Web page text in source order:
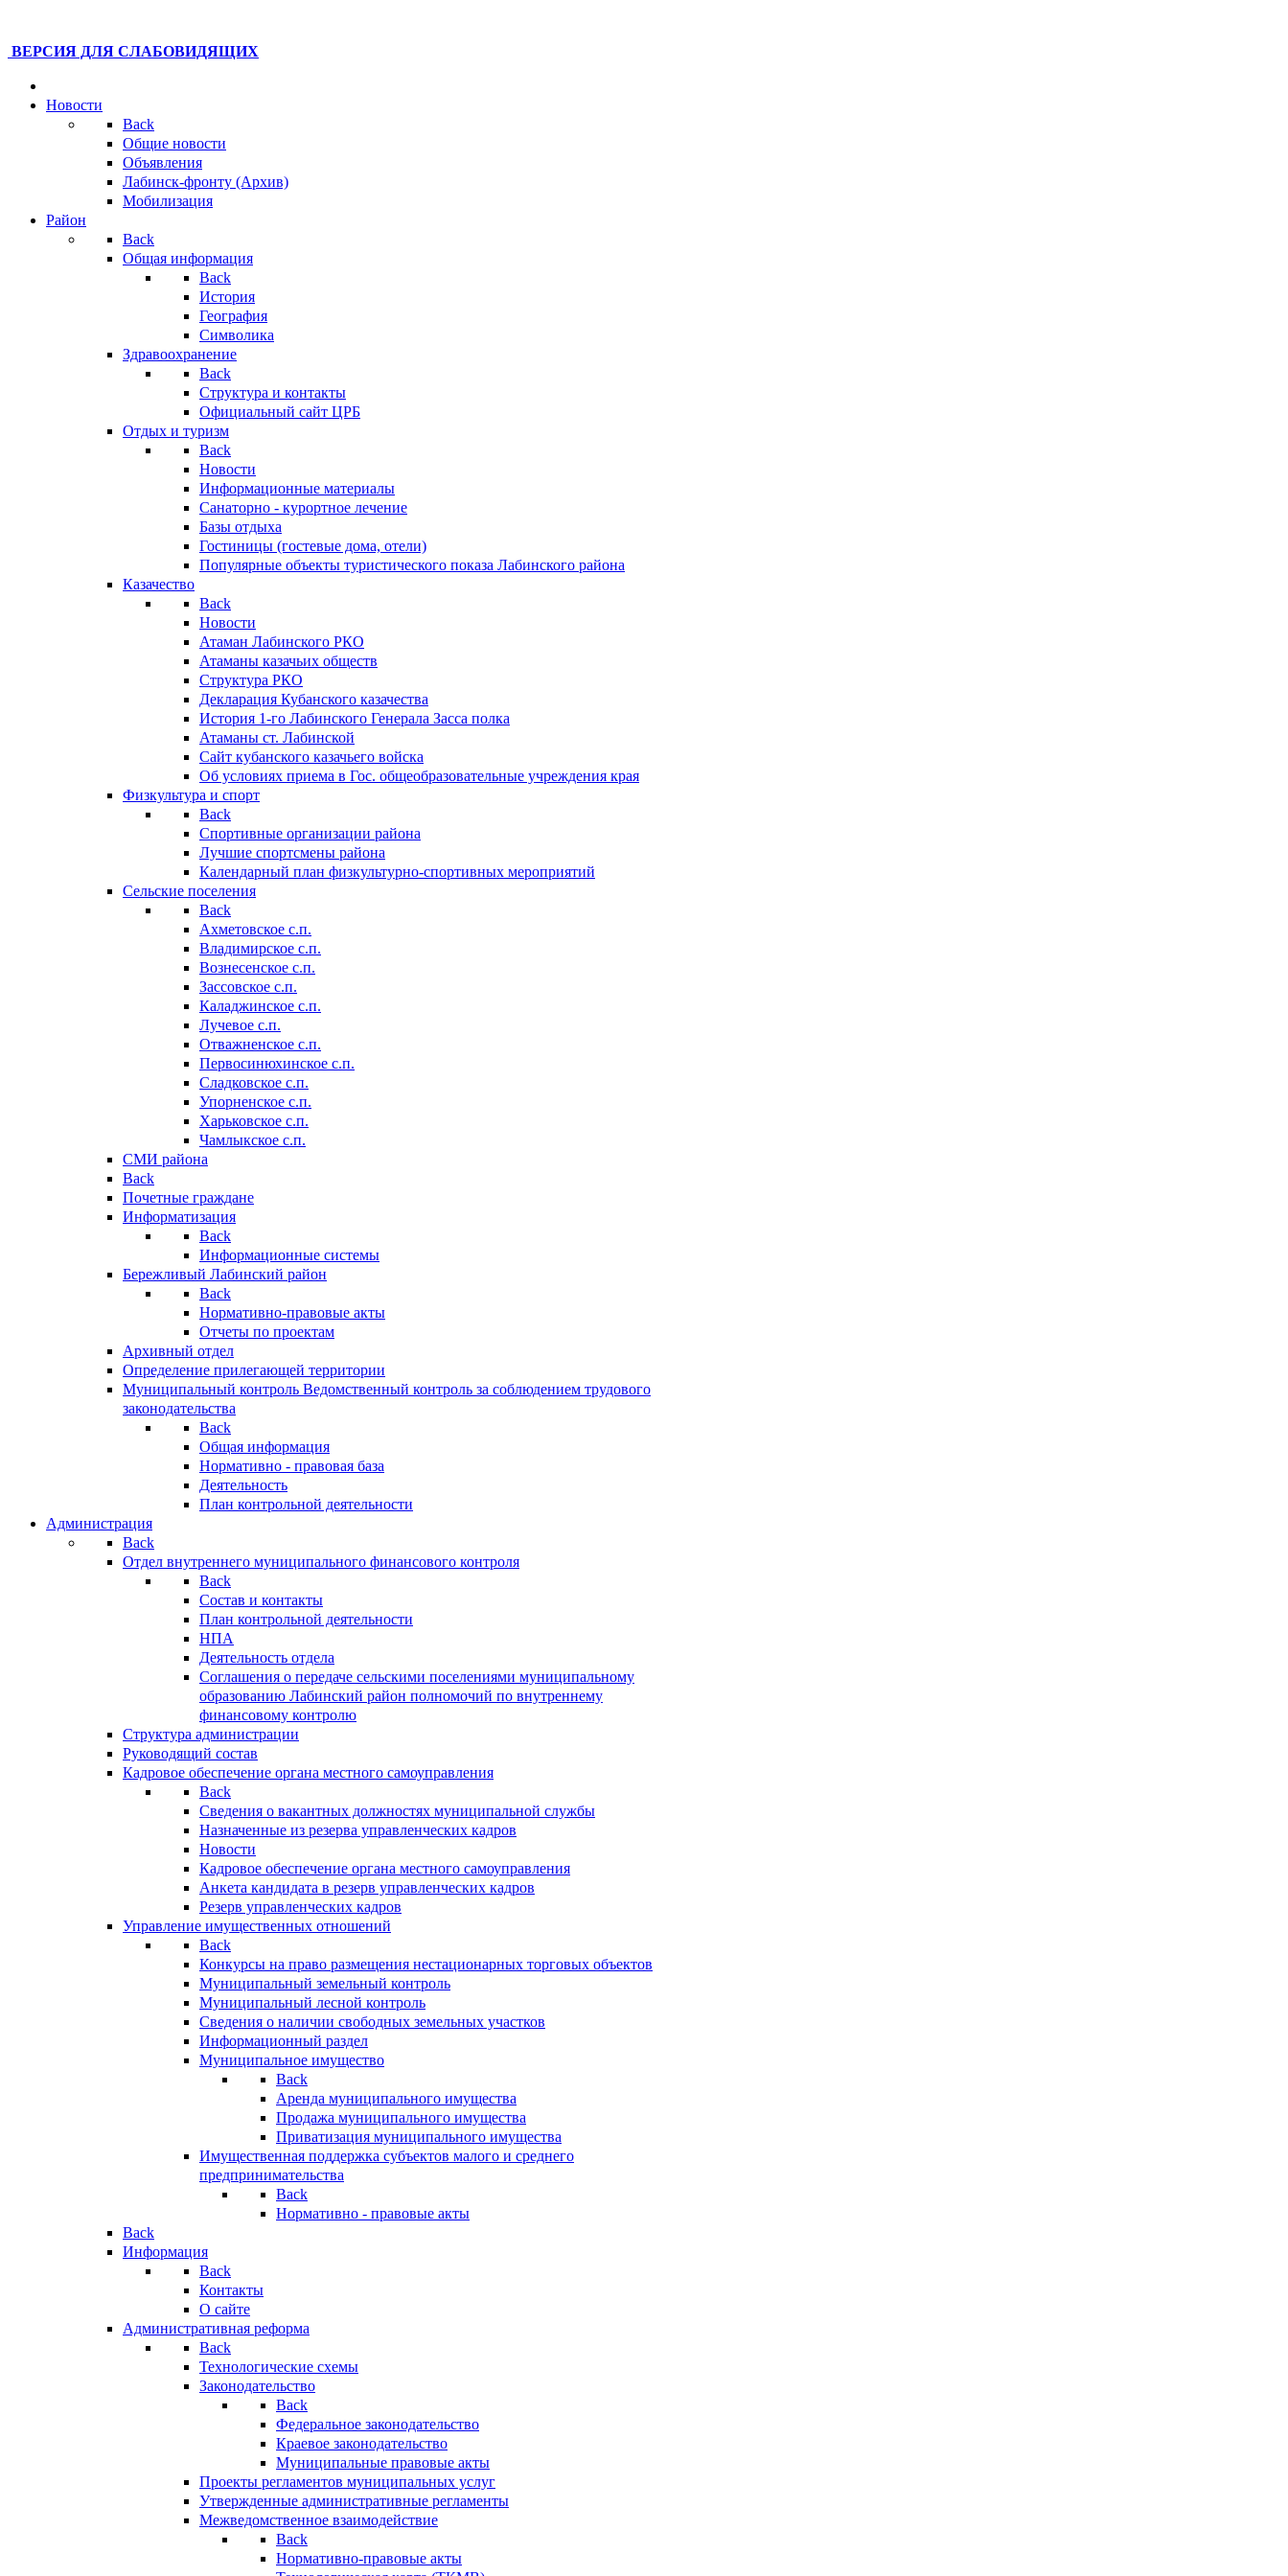
ВЕРСИЯ ДЛЯ СЛАБОВИДЯЩИХ
Новости
Back
Общие новости
Объявления
Лабинск-фронту (Архив)
Мобилизация
Район
Back
Общая информация
Back
История
География
Символика
Здравоохранение
Back
Структура и контакты
Официальный сайт ЦРБ
Отдых и туризм
Back
Новости
Информационные материалы
Санаторно - курортное лечение
Базы отдыха
Гостиницы (гостевые дома, отели)
Популярные объекты туристического показа Лабинского района
Казачество
Back
Новости
Атаман Лабинского РКО
Атаманы казачьих обществ
Структура РКО
Декларация Кубанского казачества
История 1-го Лабинского Генерала Засса полка
Атаманы ст. Лабинской
Cайт кубанского казачьего войска
Об условиях приема в Гос. общеобразовательные учреждения края
Физкультура и спорт
Back
Спортивные организации района
Лучшие спортсмены района
Календарный план физкультурно-спортивных мероприятий
Сельские поселения
Back
Ахметовское с.п.
Владимирское с.п.
Вознесенское с.п.
Зассовское с.п.
Каладжинское с.п.
Лучевое с.п.
Отважненское с.п.
Первосинюхинское с.п.
Сладковское с.п.
Упорненское с.п.
Харьковское с.п.
Чамлыкское с.п.
СМИ района
Back
Почетные граждане
Информатизация
Back
Информационные системы
Бережливый Лабинский район
Back
Нормативно-правовые акты
Отчеты по проектам
Архивный отдел
Определение прилегающей территории
Муниципальный контроль Ведомственный контроль за соблюдением трудового
законодательства
Back
Общая информация
Нормативно - правовая база
Деятельность
План контрольной деятельности
Администрация
Back
Отдел внутреннего муниципального финансового контроля
Back
Состав и контакты
План контрольной деятельности
НПА
Деятельность отдела
Соглашения о передаче сельскими поселениями муниципальному
образованию Лабинский район полномочий по внутреннему
финансовому контролю
Структура администрации
Руководящий состав
Кадровое обеспечение органа местного самоуправления
Back
Сведения о вакантных должностях муниципальной службы
Назначенные из резерва управленческих кадров
Новости
Кадровое обеспечение органа местного самоуправления
Анкета кандидата в резерв управленческих кадров
Резерв управленческих кадров
Управление имущественных отношений
Back
Конкурсы на право размещения нестационарных торговых объектов
Муниципальный земельный контроль
Муниципальный лесной контроль
Сведения о наличии свободных земельных участков
Информационный раздел
Муниципальное имущество
Back
Аренда муниципального имущества
Продажа муниципального имущества
Приватизация муниципального имущества
Имущественная поддержка субъектов малого и среднего
предпринимательства
Back
Нормативно - правовые акты
Back
Информация
Back
Контакты
О сайте
Административная реформа
Back
Технологические схемы
Законодательство
Back
Федеральное законодательство
Краевое законодательство
Муниципальные правовые акты
Проекты регламентов муниципальных услуг
Утвержденные административные регламенты
Межведомственное взаимодействие
Back
Нормативно-правовые акты